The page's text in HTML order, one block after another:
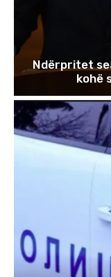
Ndërpritet
kohë